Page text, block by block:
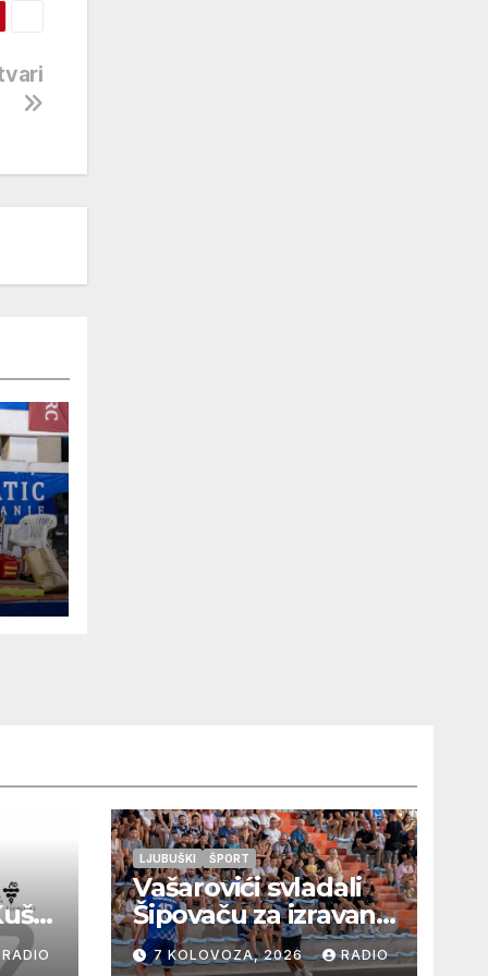
u
RADIO
LJUBUŠKI ŠPORT
Vašarovići svladali
Šipovaču za izravan
plasman u
četvrtfinale, Grab
7 KOLOVOZA, 2026 RADIO